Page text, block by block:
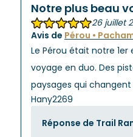
Notre plus beau
26 juillet
Avis de Pérou •
Le Pérou était notre
voyage en duo. Des
paysages qui
Hany2269
Réponse de Trail